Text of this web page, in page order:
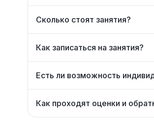
Сколько стоят занятия?
Как записаться на занятия?
Есть ли возможность
Как проходят оценки и